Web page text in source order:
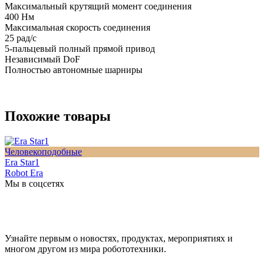
Максимальный крутящий момент соединения
400 Нм
Максимальная скорость соединения
25 рад/с
5-пальцевый полный прямой привод
Независимый DoF
Полностью автономные шарниры
Похожие товары
Человекоподобные
Era Star1
Robot Era
Мы в соцсетях
Узнайте первым о новостях, продуктах, мероприятиях и
многом другом из мира робототехники.